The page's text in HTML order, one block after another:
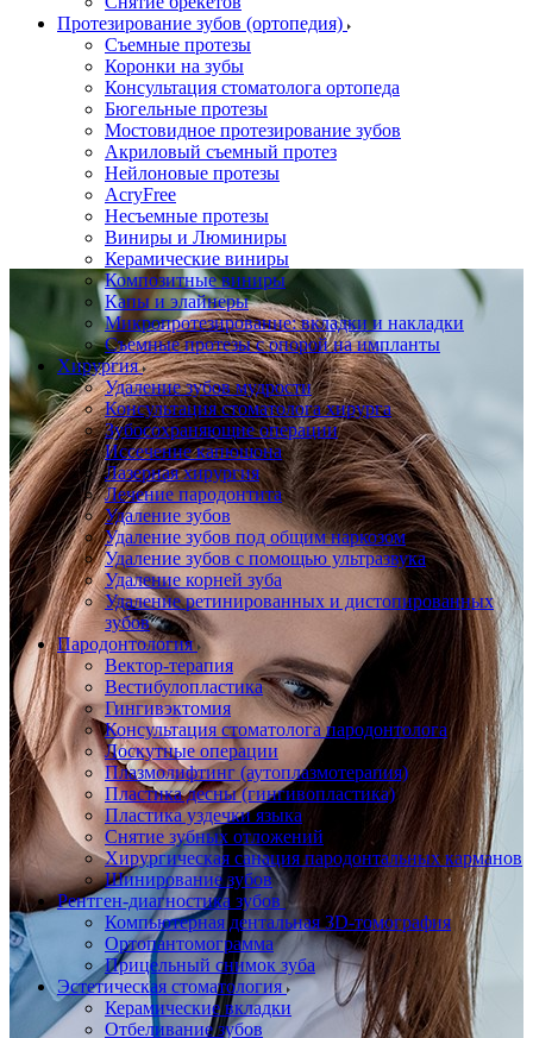
Протезирование зубов (ортопедия)
Съемные протезы
Коронки на зубы
Консультация стоматолога ортопеда
Бюгельные протезы
Мостовидное протезирование зубов
Акриловый съемный протез
Нейлоновые протезы
AcryFree
Несъемные протезы
Виниры и Люминиры
Керамические виниры
Композитные виниры
Капы и элайнеры
Микропротезирование: вкладки и накладки
Съемные протезы с опорой на импланты
Хирургия
Удаление зубов мудрости
Консультация стоматолога хирурга
Зубосохраняющие операции
Иссечение капюшона
Лазерная хирургия
Лечение пародонтита
Удаление зубов
Удаление зубов под общим наркозом
Удаление зубов с помощью ультразвука
Удаление корней зуба
Удаление ретинированных и дистопированных
зубов
Пародонтология
Вектор-терапия
Вестибулопластика
Гингивэктомия
Консультация стоматолога пародонтолога
Лоскутные операции
Плазмолифтинг (аутоплазмотерапия)
Пластика десны (гингивопластика)
Пластика уздечки языка
Снятие зубных отложений
Хирургическая санация пародонтальных карманов
Шинирование зубов
Рентген-диагностика зубов
Компьютерная дентальная 3D-томография
Ортопантомограмма
Прицельный снимок зуба
Эстетическая стоматология
Керамические вкладки
Отбеливание зубов